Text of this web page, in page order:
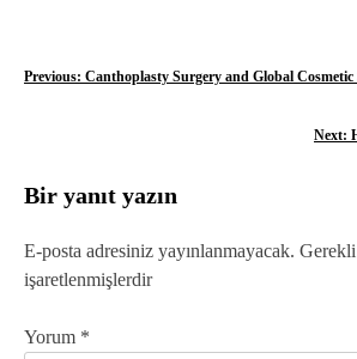
Y
ı
g
e
z
Previous: Canthoplasty Surgery and Global
Next:
Bir yanıt yazın
E-posta adresiniz yayınlanmayacak.
işaretlenmişlerdir
Yorum *